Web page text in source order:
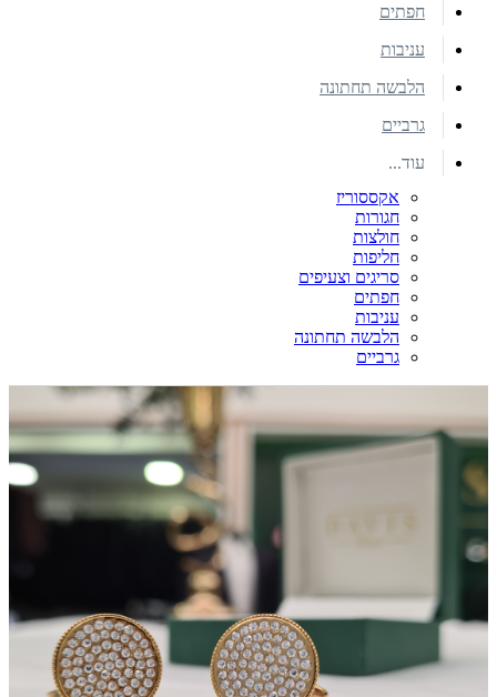
חפתים
עניבות
הלבשה תחתונה
גרביים
עוד...
אקססוריז
חגורות
חולצות
חליפות
סריגים וצעיפים
חפתים
עניבות
הלבשה תחתונה
גרביים